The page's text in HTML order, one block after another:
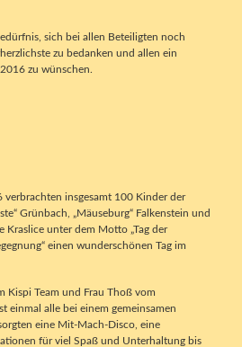
sich bei allen Beteiligten noch
zu bedanken und allen ein
zu wünschen.
verbrachten insgesamt 100 Kinder der
Grünbach, „Mäuseburg“ Falkenstein und
Kraslice unter dem Motto „Tag der
einen wunderschönen Tag im
Kispi Team und Frau Thoß vom
einmal alle bei einem gemeinsamen
eine Mit-Mach-Disco, eine
für viel Spaß und Unterhaltung bis